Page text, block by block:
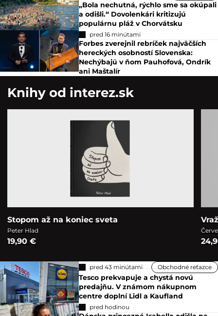
„Bola nechutná, rýchlo sme sa okúpali
a odišli.“ Dovolenkári kritizujú
populárnu pláž v Chorvátsku
pred 16 minútami
Forbes zverejnil rebríček najväčších
hereckých osobností Slovenska:
Nechýbajú v ňom Pauhofová, Ondrík
ani Maštalír
Knihy od interez.sk
Stopom až na koniec sveta
Peter Hlad
19,90 €
pred 43 minútami Obchodné reťazce
Tesco prekvapuje a chystá novú
predajňu. V známom nákupnom
centre doplní Lidl a Kaufland
pred hodinou